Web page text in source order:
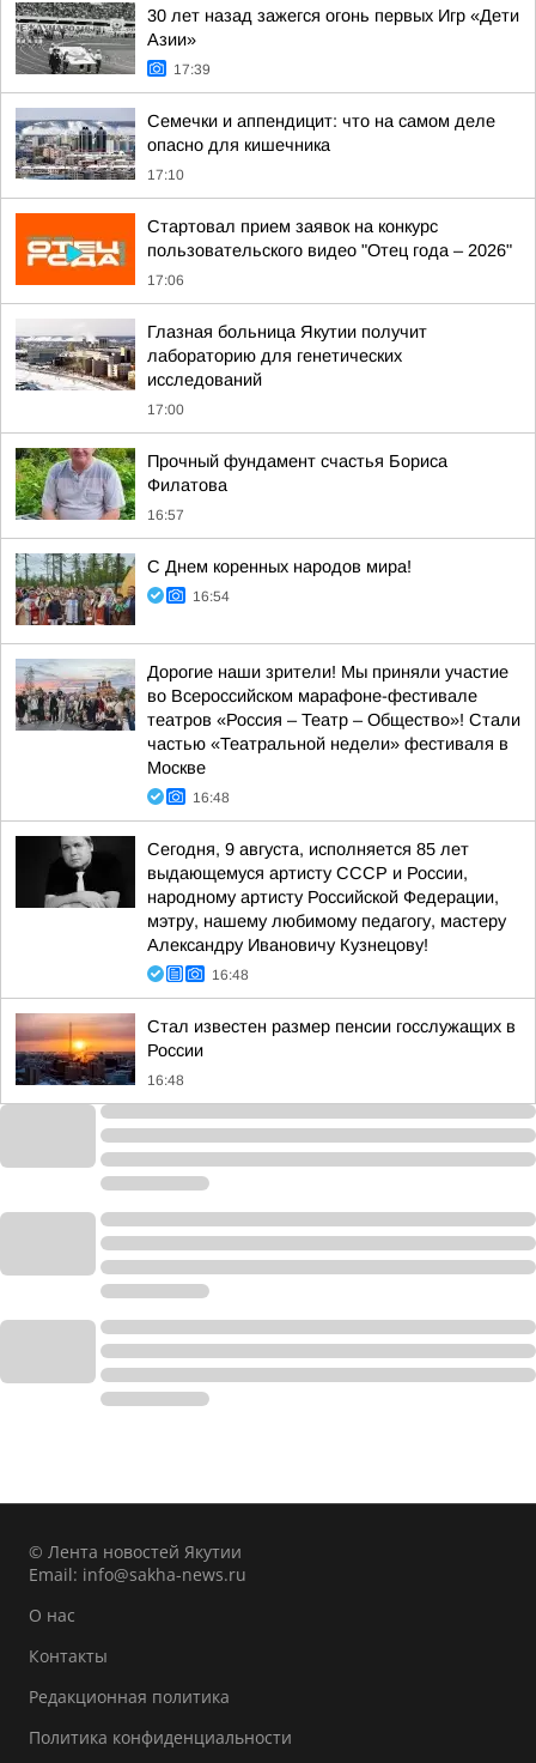
30 лет назад зажегся огонь первых Игр «Дети
Азии»
17:39
Семечки и аппендицит: что на самом деле
опасно для кишечника
17:10
Стартовал прием заявок на конкурс
пользовательского видео "Отец года – 2026"
17:06
Глазная больница Якутии получит
лабораторию для генетических
исследований
17:00
Прочный фундамент счастья Бориса
Филатова
16:57
С Днем коренных народов мира!
16:54
Дорогие наши зрители! Мы приняли участие
во Всероссийском марафоне-фестивале
театров «Россия – Театр – Общество»! Стали
частью «Театральной недели» фестиваля в
Москве
16:48
Сегодня, 9 августа, исполняется 85 лет
выдающемуся артисту СССР и России,
народному артисту Российской Федерации,
мэтру, нашему любимому педагогу, мастеру
Александру Ивановичу Кузнецову!
16:48
Стал известен размер пенсии госслужащих в
России
16:48
© Лента новостей Якутии
Email: info@sakha-news.ru
О нас
Контакты
Редакционная политика
Политика конфиденциальности